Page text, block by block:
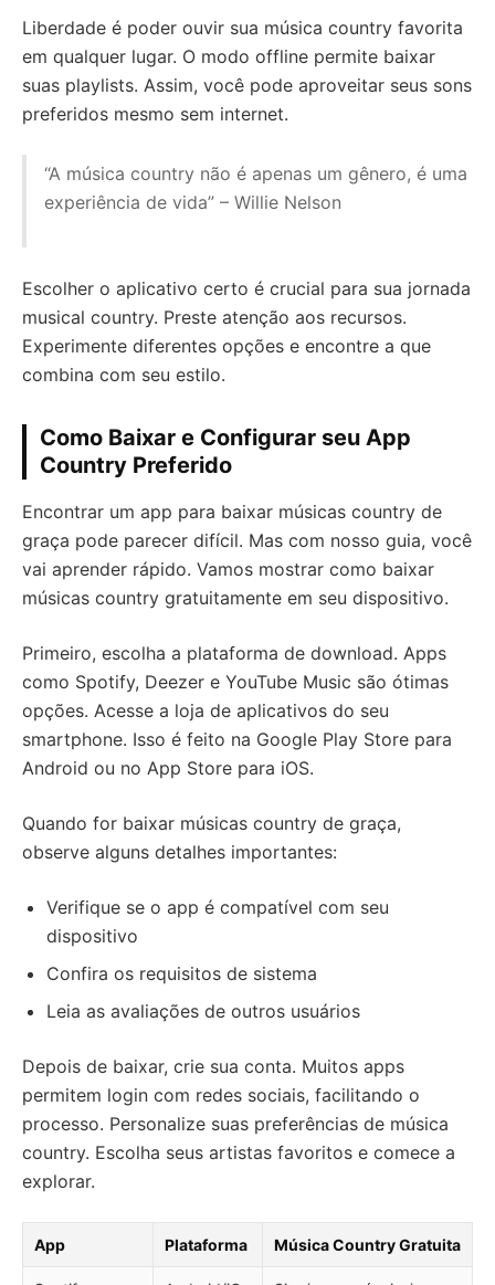
Liberdade é poder ouvir sua música country favorita
em qualquer lugar. O modo offline permite baixar
suas playlists. Assim, você pode aproveitar seus sons
preferidos mesmo sem internet.
“A música country não é apenas um gênero, é uma
experiência de vida” – Willie Nelson
Escolher o aplicativo certo é crucial para sua jornada
musical country. Preste atenção aos recursos.
Experimente diferentes opções e encontre a que
combina com seu estilo.
Como Baixar e Configurar seu App
Country Preferido
Encontrar um app para baixar músicas country de
graça pode parecer difícil. Mas com nosso guia, você
vai aprender rápido. Vamos mostrar como baixar
músicas country gratuitamente em seu dispositivo.
Primeiro, escolha a plataforma de download. Apps
como Spotify, Deezer e YouTube Music são ótimas
opções. Acesse a loja de aplicativos do seu
smartphone. Isso é feito na Google Play Store para
Android ou no App Store para iOS.
Quando for baixar músicas country de graça,
observe alguns detalhes importantes:
Verifique se o app é compatível com seu
dispositivo
Confira os requisitos de sistema
Leia as avaliações de outros usuários
Depois de baixar, crie sua conta. Muitos apps
permitem login com redes sociais, facilitando o
processo. Personalize suas preferências de música
country. Escolha seus artistas favoritos e comece a
explorar.
App Plataforma Música Country Gratuita